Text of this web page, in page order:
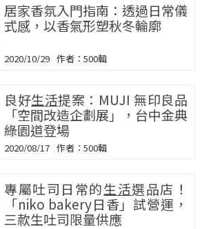
居家香氛入門指南：透過日常儀
式感，以香氣形塑秋冬輪廓
2020/10/29 500輯
良好生活提案：MUJI 無印良品
「空間改造企劃展」，台中金典
綠園道登場
2020/08/17 500輯
專屬吐司日常的生活選品店！
「niko bakery日香」試營運，
三款生吐司限量供應